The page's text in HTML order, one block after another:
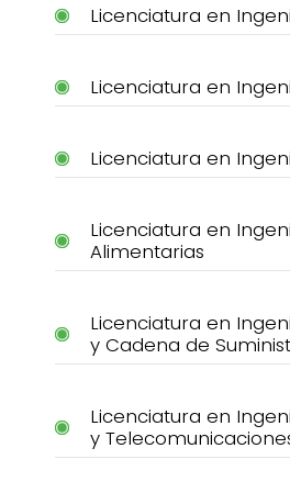
Licenciatura en
Licenciatura en
Licenciatura en
Licenciatura en
Alimentarias
Licenciatura en
y Cadena de
Licenciatura en
y